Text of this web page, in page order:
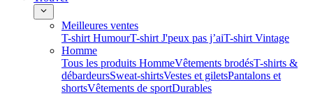
Meilleures ventes
T-shirt HumourT-shirt J'peux pas j’aiT-shirt Vintage
Homme
Tous les produits HommeVêtements brodésT-shirts &
débardeursSweat-shirtsVestes et giletsPantalons et
shortsVêtements de sportDurables